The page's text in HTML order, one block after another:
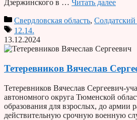
Дзержинского в … Читать далее
Свердловская область,
12.14.
13.12.2024
Тетеревников Вячеслав
Тетеревников Вячеслав Сергеевич-
автономного округа Тюменской
образования для взрослых, до
действительную срочную военную